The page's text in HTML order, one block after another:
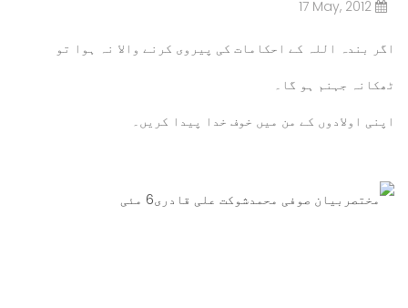
17 May, 2012
اگر بندہ اللہ کے احکامات کی پیروی کرنے والا نہ ہوا تو
ٹھکانہ جہنم ہو گا۔
اپنی اولادوں کے من میں خوف خدا پیدا کریں۔